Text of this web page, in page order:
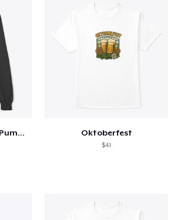
Just A Girl Who Loves Pumpkin Spice Oktoberfest
$41